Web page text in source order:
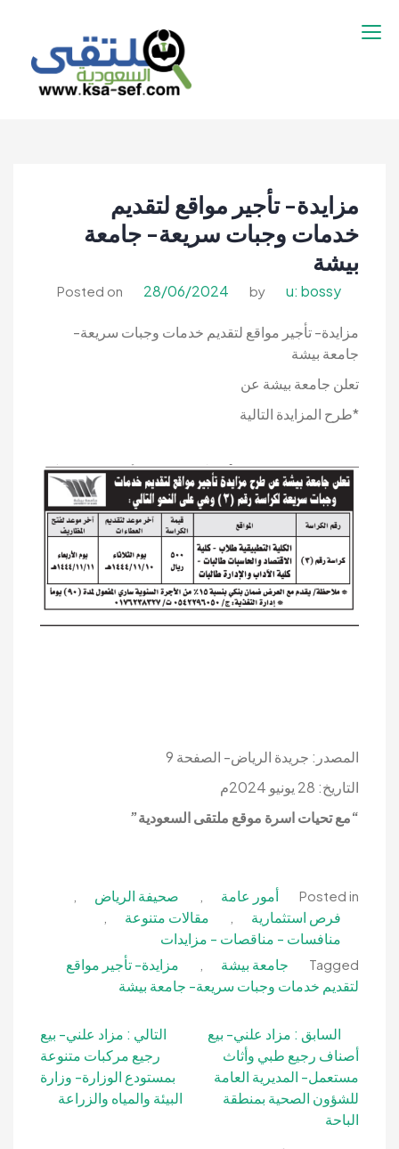
إلى
السعوديه | تنقيب
السعوديه
مزايدة- تأجير مواقع لتقديم
خدمات وجبات سريعة- جامعة
بيشة
Posted on 28/06/2024 by u: bossy
مزايدة- تأجير مواقع لتقديم خدمات وجبات سريعة-
جامعة بيشة
تعلن جامعة بيشة عن
*طرح المزايدة التالية
المصدر: جريدة الرياض- الصفحة 9
التاريخ: 28 يونيو 2024م
“مع تحيات اسرة موقع ملتقى السعودية”
Posted in أمور عامة صحيفة الرياض
فرص استثمارية مقالات متنوعة
منافسات - مناقصات - مزايدات
Tagged جامعة بيشة
مزايدة- تأجير مواقع
لتقديم خدمات وجبات سريعة- جامعة بيشة
تصفّح
المقالات
السابق : مزاد علني- بيع
أصناف رجيع طبي وأثاث
مستعمل- المديرية العامة
للشؤون الصحية بمنطقة
الباحة
التالي : مزاد علني- بيع
رجيع مركبات متنوعة
بمستودع الوزارة- وزارة
البيئة والمياه والزراعة